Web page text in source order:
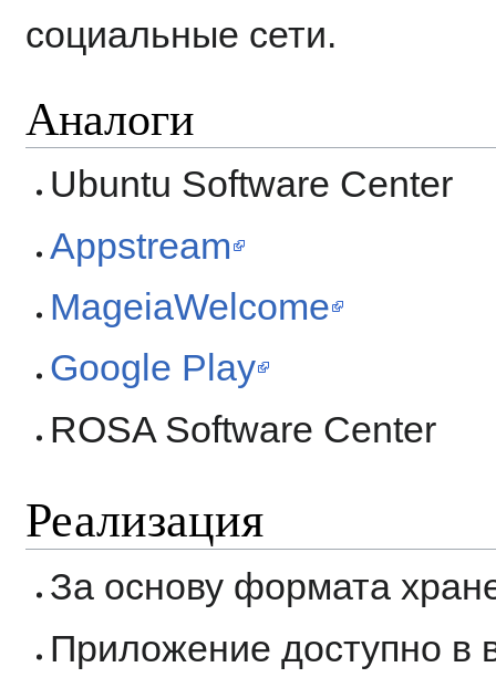
социальные сети.
Аналоги
Ubuntu Software Center
Appstream
MageiaWelcome
Google Play
ROSA Software Center
Реализация
За основу формата
Приложение доступно в